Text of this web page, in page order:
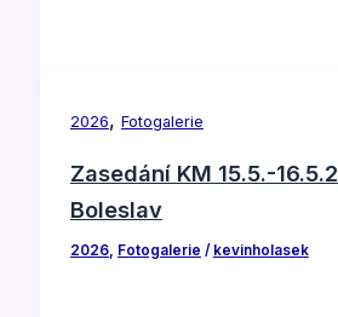
2026, Fotogalerie
Zasedání KM 15.5.-
Boleslav
2026, Fotogalerie / kevinholasek